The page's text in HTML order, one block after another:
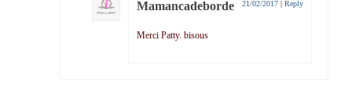
Mamancadeborde 21/02/2017 | Reply
Merci Patty. bisous